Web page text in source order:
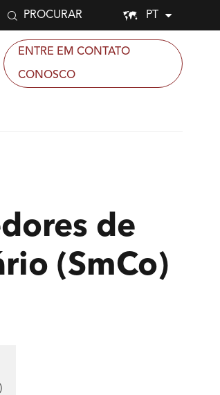
 PROCURAR  PT
ENTRE EM CONTATO
CONOSCO
de
(SmCo)